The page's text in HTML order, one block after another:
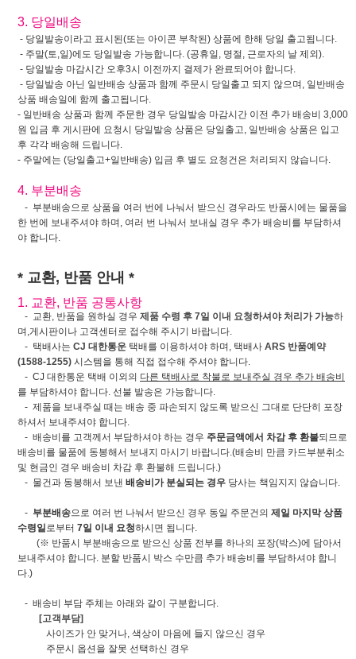
3. 당일배송
- 당일발송이라고 표시된(또는 아이콘 부착된) 상품에 한해 당일 출고됩니다.
- 주말(토,일)에도 당일발송 가능합니다. (공휴일, 명절, 근로자의 날 제외).
- 당일발송 마감시간 오후3시 이전까지 결제가 완료되어야 합니다.
- 당일발송 아닌 일반배송 상품과 함께 주문시 당일출고 되지 않으며, 일반배송
상품 배송일에 함께 출고됩니다.
- 일반배송 상품과 함께 주문한 경우 당일발송 마감시간 이전 추가 배송비 3,000
원 입금 후 게시판에 요청시 당일발송 상품은 당일출고, 일반배송 상품은 입고
후 각각 배송해 드립니다.
- 주말에는 (당일출고+일반배송) 입금 후 별도 요청건은 처리되지 않습니다.
4. 부분배송
- 부분배송으로 상품을 여러 번에 나눠서 받으신 경우라도 반품시에는 물품을
한 번에 보내주셔야 하며, 여러 번 나눠서 보내실 경우 추가 배송비를 부담하셔
야 합니다.
* 교환, 반품 안내 *
1. 교환, 반품 공통사항
- 교환, 반품을 원하실 경우 제품 수령 후 7일 이내 요청하셔야 처리가 가능하
며,게시판이나 고객센터로 접수해 주시기 바랍니다.
- 택배사는 CJ 대한통운 택배를 이용하셔야 하며, 택배사 ARS 반품예약
(1588-1255) 시스템을 통해 직접 접수해 주셔야 합니다.
- CJ 대한통운 택배 이외의 다른 택배사로 착불로 보내주실 경우 추가 배송비
를 부담하셔야 합니다. 선불 발송은 가능합니다.
- 제품을 보내주실 때는 배송 중 파손되지 않도록 받으신 그대로 단단히 포장
하셔서 보내주셔야 합니다.
- 배송비를 고객께서 부담하셔야 하는 경우 주문금액에서 차감 후 환불되므로
배송비를 물품에 동봉해서 보내지 마시기 바랍니다.(배송비 만큼 카드부분취소
및 현금인 경우 배송비 차감 후 환불해 드립니다.)
- 물건과 동봉해서 보낸 배송비가 분실되는 경우 당사는 책임지지 않습니다.
- 부분배송으로 여러 번 나눠서 받으신 경우 동일 주문건의 제일 마지막 상품
수령일 로부터 7일 이내 요청하시면 됩니다.
(※ 반품시 부분배송으로 받으신 상품 전부를 하나의 포장(박스)에 담아서
보내주셔야 합니다. 분할 반품시 박스 수만큼 추가 배송비를 부담하셔야 합니
다.)
- 배송비 부담 주체는 아래와 같이 구분합니다.
[고객부담]
사이즈가 안 맞거나, 색상이 마음에 들지 않으신 경우
주문시 옵션을 잘못 선택하신 경우